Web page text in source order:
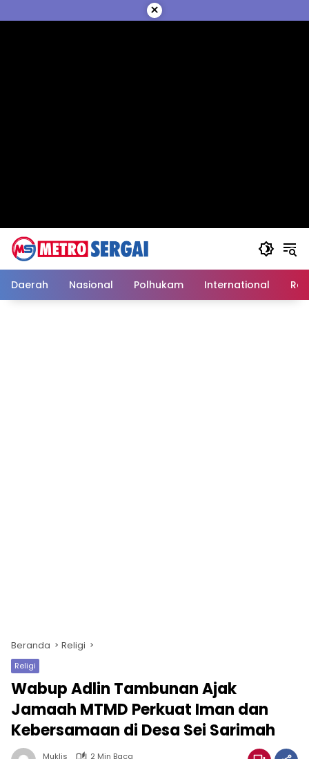
ke
×
Daerah Nasional Polhukam International
Beranda Religi
Religi
Wabup Adlin Tambunan Ajak
Jamaah MTMD Perkuat Iman dan
Kebersamaan di Desa Sei Sarimah
Muklis
2 Min Baca